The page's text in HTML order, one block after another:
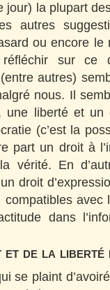
jour) la plupart
autres
ou encore le
réfléchir sur
autres)
nous. Il
une liberté et un
(c’est la
part un droit à
vérité. En
droit
avec
dans
et de la liberté
se plaint